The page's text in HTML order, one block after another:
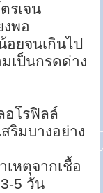
รเจน
งพอ
อยจนเกินไป
เป็นกรดด่าง
อโรฟิลล์
ริมบางอย่าง
หตุจากเชื้อ
5 วัน